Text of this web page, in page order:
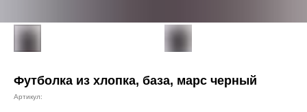
Футболка из хлопка, база, марс черный
Артикул: